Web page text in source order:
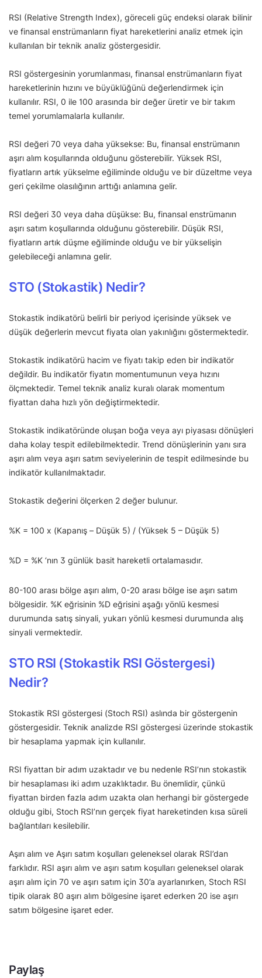
RSI (Relative Strength Index), göreceli güç endeksi olarak bilinir
ve finansal enstrümanların fiyat hareketlerini analiz etmek için
kullanılan bir teknik analiz göstergesidir.
RSI göstergesinin yorumlanması, finansal enstrümanların fiyat
hareketlerinin hızını ve büyüklüğünü değerlendirmek için
kullanılır. RSI, 0 ile 100 arasında bir değer üretir ve bir takım
temel yorumlamalarla kullanılır.
RSI değeri 70 veya daha yüksekse: Bu, finansal enstrümanın
aşırı alım koşullarında olduğunu gösterebilir. Yüksek RSI,
fiyatların artık yükselme eğiliminde olduğu ve bir düzeltme veya
geri çekilme olasılığının arttığı anlamına gelir.
RSI değeri 30 veya daha düşükse: Bu, finansal enstrümanın
aşırı satım koşullarında olduğunu gösterebilir. Düşük RSI,
fiyatların artık düşme eğiliminde olduğu ve bir yükselişin
gelebileceği anlamına gelir.
STO (Stokastik) Nedir?
Stokastik indikatörü belirli bir periyod içerisinde yüksek ve
düşük değerlerin mevcut fiyata olan yakınlığını göstermektedir.
Stokastik indikatörü hacim ve fiyatı takip eden bir indikatör
değildir. Bu indikatör fiyatın momentumunun veya hızını
ölçmektedir. Temel teknik analiz kuralı olarak momentum
fiyattan daha hızlı yön değiştirmektedir.
Stokastik indikatöründe oluşan boğa veya ayı piyasası dönüşleri
daha kolay tespit edilebilmektedir. Trend dönüşlerinin yanı sıra
aşırı alım veya aşırı satım seviyelerinin de tespit edilmesinde bu
indikatör kullanılmaktadır.
Stokastik değerini ölçerken 2 değer bulunur.
%K = 100 x (Kapanış – Düşük 5) / (Yüksek 5 – Düşük 5)
%D = %K ‘nın 3 günlük basit hareketli ortalamasıdır.
80-100 arası bölge aşırı alım, 0-20 arası bölge ise aşırı satım
bölgesidir. %K eğrisinin %D eğrisini aşağı yönlü kesmesi
durumunda satış sinyali, yukarı yönlü kesmesi durumunda alış
sinyali vermektedir.
STO RSI (Stokastik RSI Göstergesi)
Nedir?
Stokastik RSI göstergesi (Stoch RSI) aslında bir göstergenin
göstergesidir. Teknik analizde RSI göstergesi üzerinde stokastik
bir hesaplama yapmak için kullanılır.
RSI fiyattan bir adım uzaktadır ve bu nedenle RSI’nın stokastik
bir hesaplaması iki adım uzaklıktadır. Bu önemlidir, çünkü
fiyattan birden fazla adım uzakta olan herhangi bir göstergede
olduğu gibi, Stoch RSI’nın gerçek fiyat hareketinden kısa süreli
bağlantıları kesilebilir.
Aşırı alım ve Aşırı satım koşulları geleneksel olarak RSI’dan
farklıdır. RSI aşırı alım ve aşırı satım koşulları geleneksel olarak
aşırı alım için 70 ve aşırı satım için 30’a ayarlanırken, Stoch RSI
tipik olarak 80 aşırı alım bölgesine işaret ederken 20 ise aşırı
satım bölgesine işaret eder.
Paylaş